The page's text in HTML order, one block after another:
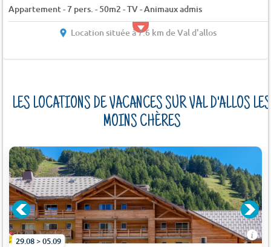
Appartement - 7 pers. - 50m2 - TV - Animaux admis
Location située à 7.6 km de Val d'allos
LES LOCATIONS DE VACANCES SUR VAL D'ALLOS LES
MOINS CHÈRES
29.08 > 05.09